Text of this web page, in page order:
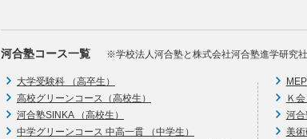
河合塾コース一覧 ※学校法人河合塾と株式会社河合塾進学研究
大学受験科 （高卒生）
高校グリーンコース（高校生）
河合塾SINKA （高校生）
中学グリーンコース 中高一貫 （中学生）
Ｋ
河合
美術